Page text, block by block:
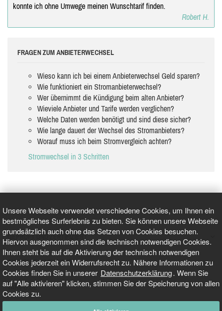
Unsere Webseite verwendet verschiedene Cookies, um Ihnen ein
bestmögliches Surferlebnis zu bieten. Sie können unsere Webseite
grundsätzlich auch ohne das Setzen von Cookies besuchen.
Hiervon ausgenommen sind die technisch notwendigen Cookies.
Ihnen steht bis auf die Aktivierung der technisch notwendigen
Cookies jederzeit ein Widerrufsrecht zu. Nähere Informationen zu
Cookies finden Sie in unserer Datenschutzerklärung. Wenn Sie
auf "Alle aktivieren" klicken, stimmen Sie der Speicherung von allen
Cookies zu.
konnte ich ohne Umwege meinen Wunschtarif finden.
Robert H.
FRAGEN ZUM ANBIETERWECHSEL
Wieso kann ich bei einem Anbieterwechsel Geld sparen?
Wie funktioniert ein Stromanbieterwechsel?
Wer übernimmt die Kündigung beim alten Anbieter?
Wieviele Anbieter und Tarife werden verglichen?
Welche Daten werden benötigt und sind diese sicher?
Wie lange dauert der Wechsel des Stromanbieters?
Worauf muss ich beim Stromvergleich achten?
Stromwechsel in 3 Schritten
GEPRÜFT UND ZERTIFIZIERT
AKTUELLE NACHRICHTEN
TARIFO.DE